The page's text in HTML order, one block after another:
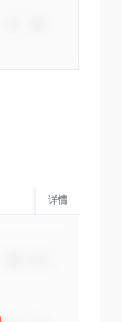
起运国/地区
详情